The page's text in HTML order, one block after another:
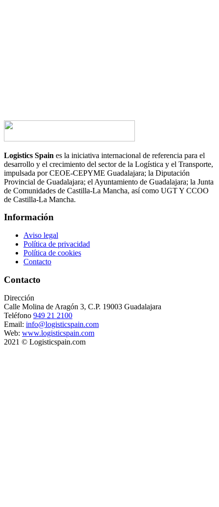
Logistics Spain es la iniciativa internacional de referencia para el
desarrollo y el crecimiento del sector de la Logística y el Transporte,
impulsada por CEOE-CEPYME Guadalajara; la Diputación
Provincial de Guadalajara; el Ayuntamiento de Guadalajara; la Junta
de Comunidades de Castilla-La Mancha, así como UGT Y CCOO
de Castilla-La Mancha.
Información
Aviso legal
Política de privacidad
Política de cookies
Contacto
Contacto
Dirección
Calle Molina de Aragón 3, C.P. 19003 Guadalajara
Teléfono 949 21 2100
Email: info@logisticspain.com
Web: www.logisticspain.com
2021 © Logisticspain.com